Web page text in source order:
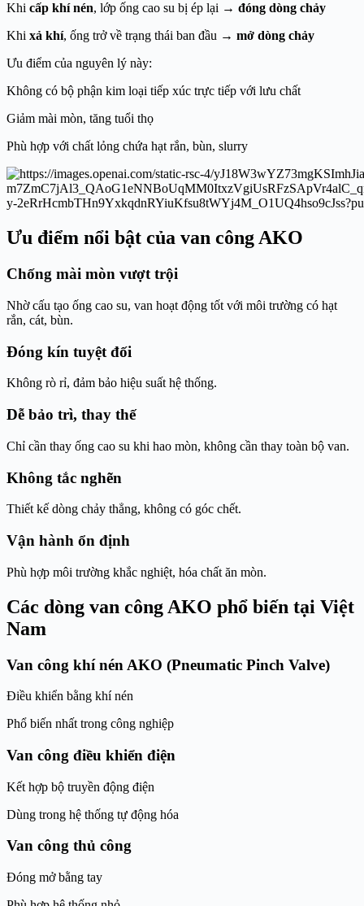
Khi cấp khí nén, lớp ống cao su bị ép lại → đóng dòng chảy
Khi xả khí, ống trở về trạng thái ban đầu → mở dòng chảy
Ưu điểm của nguyên lý này:
Không có bộ phận kim loại tiếp xúc trực tiếp với lưu chất
Giảm mài mòn, tăng tuổi thọ
Phù hợp với chất lỏng chứa hạt rắn, bùn, slurry
Ưu điểm nổi bật của van công AKO
Chống mài mòn vượt trội
Nhờ cấu tạo ống cao su, van hoạt động tốt với môi trường có hạt
rắn, cát, bùn.
Đóng kín tuyệt đối
Không rò rỉ, đảm bảo hiệu suất hệ thống.
Dễ bảo trì, thay thế
Chỉ cần thay ống cao su khi hao mòn, không cần thay toàn bộ van.
Không tắc nghẽn
Thiết kế dòng chảy thẳng, không có góc chết.
Vận hành ổn định
Phù hợp môi trường khắc nghiệt, hóa chất ăn mòn.
Các dòng van công AKO phổ biến tại Việt
Nam
Van công khí nén AKO (Pneumatic Pinch Valve)
Điều khiển bằng khí nén
Phổ biến nhất trong công nghiệp
Van công điều khiển điện
Kết hợp bộ truyền động điện
Dùng trong hệ thống tự động hóa
Van công thủ công
Đóng mở bằng tay